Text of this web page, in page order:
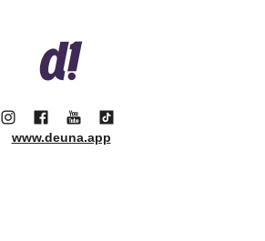
www.deuna.app